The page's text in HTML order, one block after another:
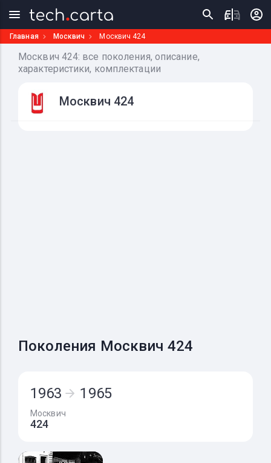
Главная Москвич Москвич 424
Москвич 424: все поколения, описание,
характеристики, комплектации
Москвич 424
Поколения Москвич 424
1963 1965
Москвич
424